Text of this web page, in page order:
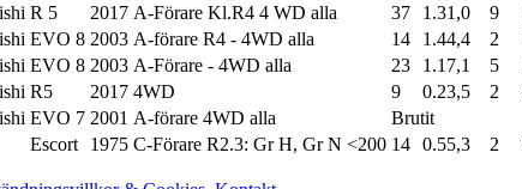
R 5 2017 A-Förare Kl.R4 4 WD alla 37 1.31,0 9
EVO 8 2003 A-förare R4 - 4WD alla 14 1.44,4 2
EVO 8 2003 A-Förare - 4WD alla 23 1.17,1 5
R5 2017 4WD 9 0.23,5 2
EVO 7 2001 A-förare 4WD alla
Brutit
Escort 1975 C-Förare R2.3: Gr H, Gr N <200 14 0.55,3 2